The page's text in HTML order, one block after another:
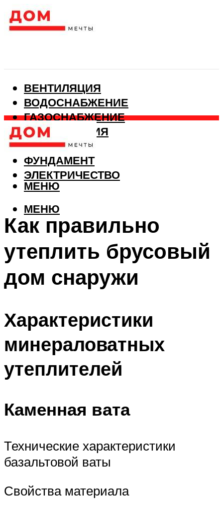
ВЕНТИЛЯЦИЯ
ВОДОСНАБЖЕНИЕ
ГАЗОСНАБЖЕНИЕ
КАНАЛИЗАЦИЯ
ОТОПЛЕНИЕ
ФУНДАМЕНТ
ЭЛЕКТРИЧЕСТВО
МЕНЮ
МЕНЮ
Как правильно
утеплить брусовый
дом снаружи
Характеристики
минераловатных
утеплителей
Каменная вата
Технические характеристики
базальтовой ваты
Свойства материала